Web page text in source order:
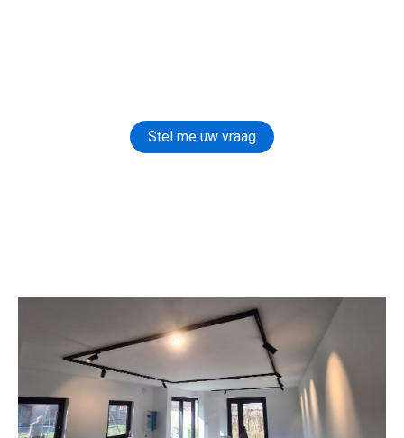
Stel me uw vraag